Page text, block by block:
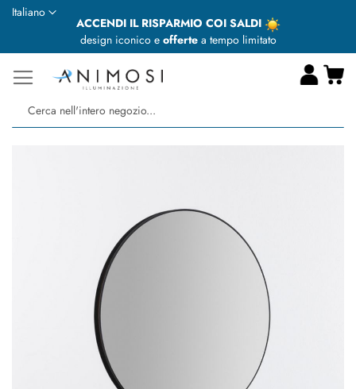
ACCENDI IL RISPARMIO COI SALDI
design iconico e offertea tempo limitato
Lingua
Italiano